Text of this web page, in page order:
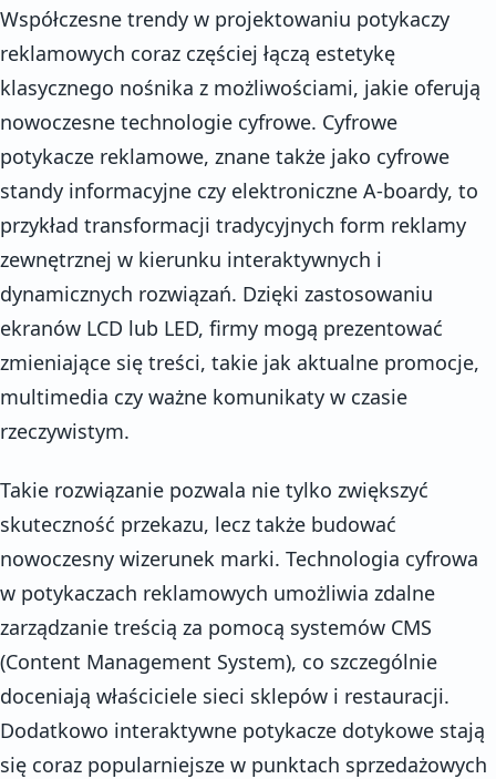
Współczesne trendy w projektowaniu potykaczy
reklamowych coraz częściej łączą estetykę
klasycznego nośnika z możliwościami, jakie oferują
nowoczesne technologie cyfrowe. Cyfrowe
potykacze reklamowe, znane także jako cyfrowe
standy informacyjne czy elektroniczne A-boardy, to
przykład transformacji tradycyjnych form reklamy
zewnętrznej w kierunku interaktywnych i
dynamicznych rozwiązań. Dzięki zastosowaniu
ekranów LCD lub LED, firmy mogą prezentować
zmieniające się treści, takie jak aktualne promocje,
multimedia czy ważne komunikaty w czasie
rzeczywistym.
Takie rozwiązanie pozwala nie tylko zwiększyć
skuteczność przekazu, lecz także budować
nowoczesny wizerunek marki. Technologia cyfrowa
w potykaczach reklamowych umożliwia zdalne
zarządzanie treścią za pomocą systemów CMS
(Content Management System), co szczególnie
doceniają właściciele sieci sklepów i restauracji.
Dodatkowo interaktywne potykacze dotykowe stają
się coraz popularniejsze w punktach sprzedażowych